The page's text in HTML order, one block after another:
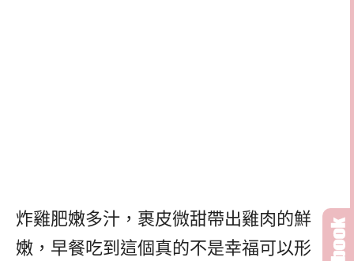
炸雞肥嫩多汁，裹皮微甜帶出雞肉的鮮
嫩，早餐吃到這個真的不是幸福可以形